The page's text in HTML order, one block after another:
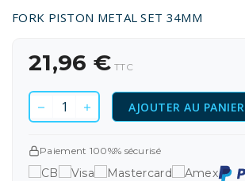
FORK PISTON METAL SET 34MM
21,96 € TTC
AJOUTER AU PANIER
Paiement 100%% sécurisé